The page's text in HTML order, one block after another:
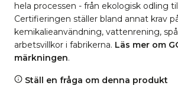
hela processen - från ekologisk odling
Certifieringen ställer bland annat krav
kemikalieanvändning, vattenrening,
arbetsvillkor i fabrikerna. Läs mer om
märkningen.
Ställ en fråga om denna produkt